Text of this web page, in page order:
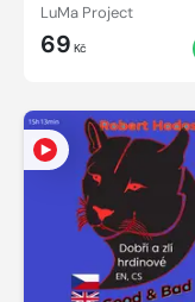
LuMa Project
69 Kč